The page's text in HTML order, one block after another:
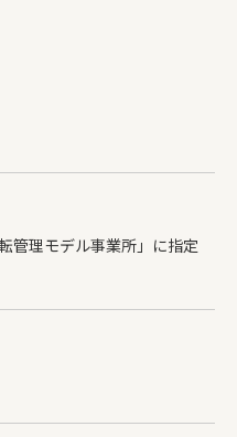
管理モデル事業所」に指定